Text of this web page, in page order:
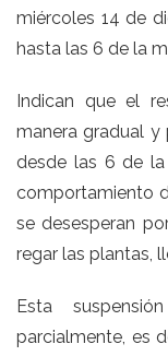
miércoles 14 de
hasta las 6 de la
Indican que el
manera gradual y
desde las 6 de
comportamiento
se desesperan
regar las plantas,
Esta
parcialmente, es